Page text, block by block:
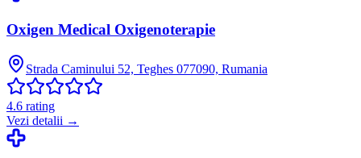
Oxigen Medical Oxigenoterapie
Strada Caminului 52, Teghes 077090, Rumania
4.6 rating
Vezi detalii →